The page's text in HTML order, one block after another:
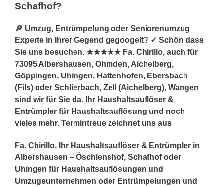
Schafhof?
🔎 Umzug, Entrümpelung oder Seniorenumzug
Experte in Ihrer Gegend gegoogelt? ✓ Schön dass
Sie uns besuchen. ★★★★★ Fa. Chirillo, auch für
73095 Albershausen, Ohmden, Aichelberg,
Göppingen, Uhingen, Hattenhofen, Ebersbach
(Fils) oder Schlierbach, Zell (Aichelberg), Wangen
sind wir für Sie da. Ihr Haushaltsauflöser &
Entrümpler für Haushaltsauflösung und noch
vieles mehr. Termintreue zeichnet uns aus
Fa. Chirillo, Ihr Haushaltsauflöser & Entrümpler in
Albershausen – Öschlenshof, Schafhof oder
Uhingen für Haushaltsauflösungen und
Umzugsunternehmen oder Entrümpelungen und